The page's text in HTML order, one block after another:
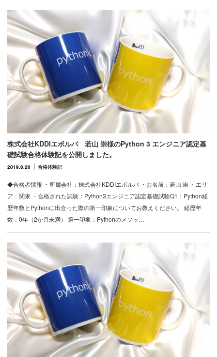
株式会社KDDIエボルバ 若山 崇様のPython 3 エンジニア認定基
礎試験合格体験記を公開しました。
2019.8.20 合格体験記
◆合格者情報 ・所属会社：株式会社KDDIエボルバ ・お名前：若山 崇 ・エリ
ア：関東 ・合格された試験：Python3エンジニア認定基礎試験Q1：Python経
歴年数とPythonに出会った際の第一印象についてお教えください。 経歴年
数：0年（2か月未満） 第一印象：Pythonのメソッ…